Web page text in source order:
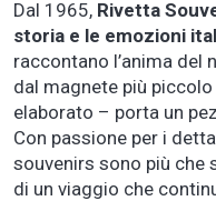
Dal 1965, Rivetta
storia e le emozioni
raccontano l’anima del
dal magnete più
elaborato – porta un
Con passione per i
souvenirs sono più che
di un viaggio che